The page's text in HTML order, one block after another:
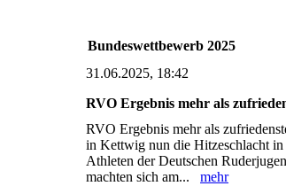
Bundeswettbewerb 2025
31.06.2025, 18:42
RVO Ergebnis mehr als
RVO Ergebnis mehr als
in Kettwig nun die Hitzeschlacht
Athleten der Deutschen
machten sich am... mehr